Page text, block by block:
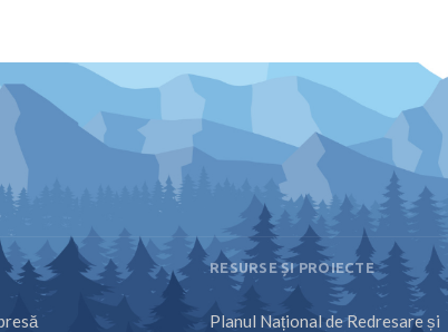
RESURSE ȘI PROIECTE
Planul Național de Redresare și